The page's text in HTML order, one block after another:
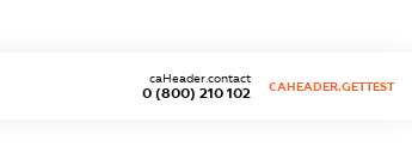
0 (800) 210 102
caHeader.contact
CAHEADER.GETTEST